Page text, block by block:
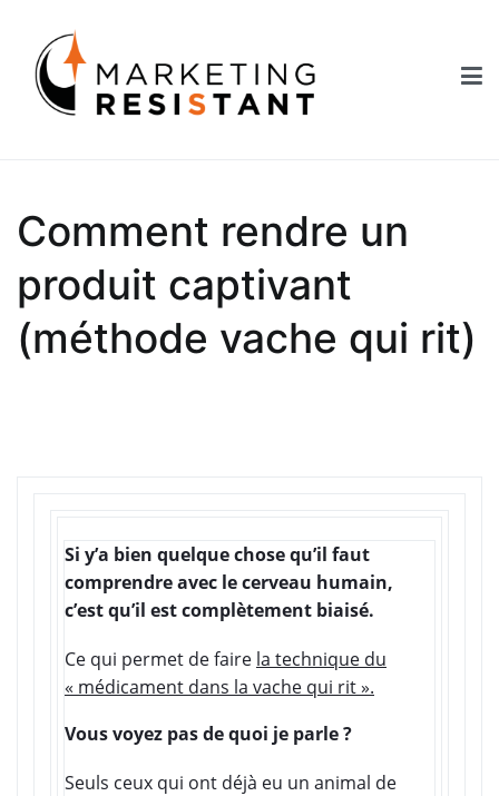
contenu
Comment rendre un
produit captivant
(méthode vache qui rit)
Si y’a bien quelque chose qu’il faut
comprendre avec le cerveau humain,
c’est qu’il est complètement biaisé.
Ce qui permet de faire la technique du
« médicament dans la vache qui rit ».
Vous voyez pas de quoi je parle ?
Seuls ceux qui ont déjà eu un animal de